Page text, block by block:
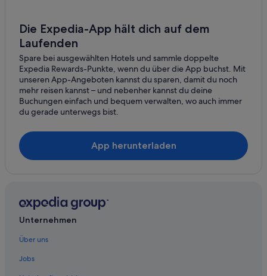
Campingplätze in Seeboden
Familien in Seeboden
Golf in Seeboden
Historische in Seeboden
Hotels mit Fitnessbereich in Seeboden
Hotels mit Restaurant in Seeboden
Hotels mit Sauna in Seeboden
Seeboden Hotels
Wohnungen in Seeboden
Ferienwohnungen in Spittal an der Drau
B&B in Spittal an der Drau
Hostels in Spittal an der Drau
Die Expedia-App hält dich auf dem
Laufenden
Spare bei ausgewählten Hotels und sammle doppelte
Expedia Rewards-Punkte, wenn du über die App buchst. Mit
unseren App-Angeboten kannst du sparen, damit du noch
mehr reisen kannst – und nebenher kannst du deine
Buchungen einfach und bequem verwalten, wo auch immer
du gerade unterwegs bist.
App herunterladen
Unternehmen
Über uns
Jobs